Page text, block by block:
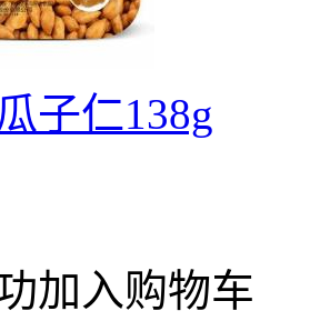
子仁138g
加入购物车